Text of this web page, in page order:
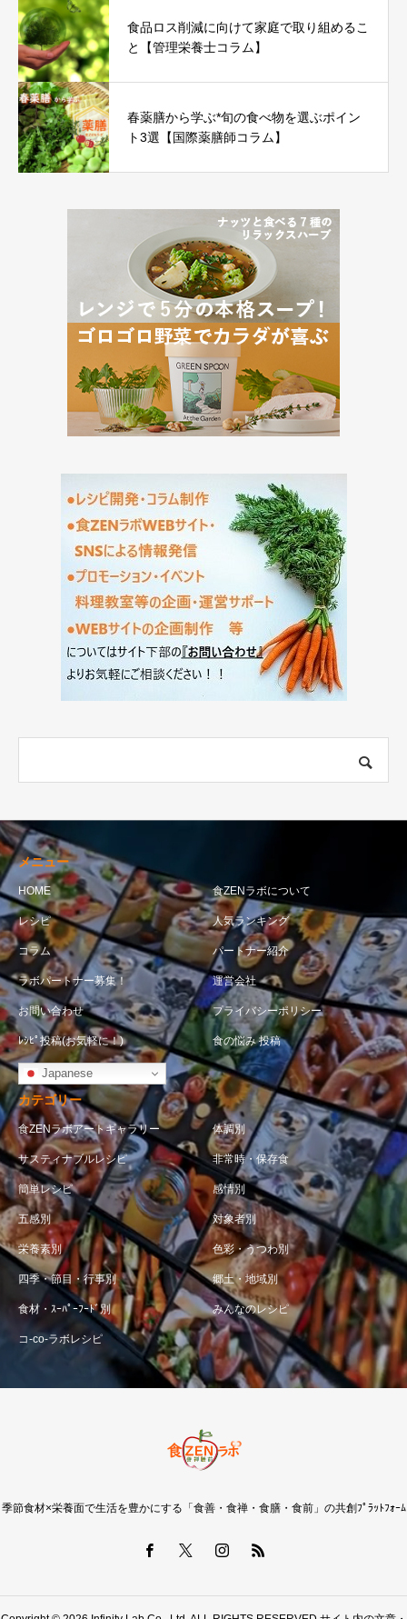
食品ロス削減に向けて家庭で取り組めるこ
と【管理栄養士コラム】
春薬膳から学ぶ*旬の食べ物を選ぶポイン
ト3選【国際薬膳師コラム】
メニュー
HOME 食ZENラボについて
レシピ 人気ランキング
コラム パートナー紹介
ラボパートナー募集！ 運営会社
お問い合わせ プライバシーポリシー
ﾚｼﾋﾟ投稿(お気軽に！) 食の悩み 投稿
Japanese
カテゴリー
食ZENラボアートギャラリー 体調別
サスティナブルレシピ 非常時・保存食
簡単レシピ 感情別
五感別 対象者別
栄養素別 色彩・うつわ別
四季・節目・行事別 郷土・地域別
食材・ｽｰﾊﾟｰﾌｰﾄﾞ別 みんなのレシピ
コ-co-ラボレシピ
季節食材×栄養面で生活を豊かにする「食善・食禅・食膳・食前」の共創ﾌﾟﾗｯﾄﾌｫｰﾑ